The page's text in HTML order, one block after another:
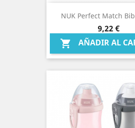
NUK Perfect Match
Precio
9,22 €
 AÑADIR AL